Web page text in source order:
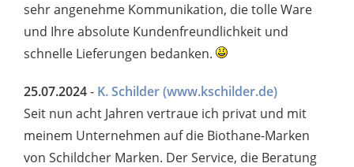
sehr angenehme Kommunikation, die tolle Ware
und Ihre absolute Kundenfreundlichkeit und
schnelle Lieferungen bedanken.
25.07.2024- K. Schilder(www.kschilder.de)
Seit nun acht Jahren vertraue ich privat und mit
meinem Unternehmen auf die Biothane-Marken
von Schildcher Marken. Der Service, die Beratung